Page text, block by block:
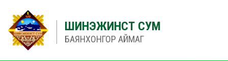
ШИНЭЖИНСТ СУМ
БАЯНХОНГОР АЙМАГ